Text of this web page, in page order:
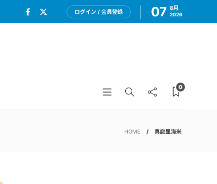
ログイン / 会員登録 07 8月
2026
0
HOME 真庭里海米